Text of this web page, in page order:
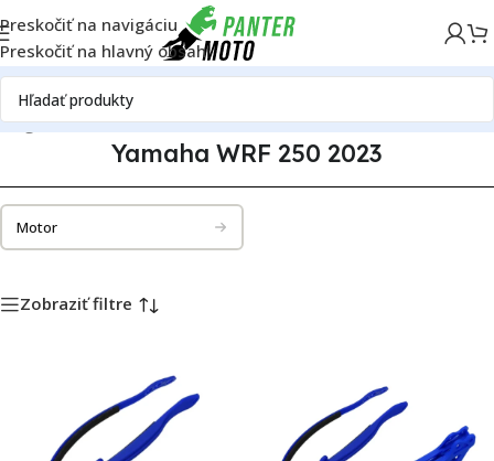
Preskočiť na navigáciu
Preskočiť na hlavný obsah
motoriekYamahaYamaha WRF 250Yamaha WRF 250 2023
Yamaha WRF 250 2023
Motor
Zobraziť filtre